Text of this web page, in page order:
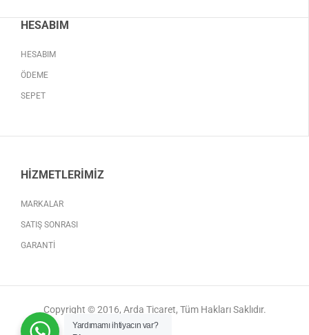
HESABIM
HESABIM
ÖDEME
SEPET
HIZMETLERIMIZ
MARKALAR
SATIŞ SONRASI
GARANTI
Copyright © 2016, Arda Ticaret, Tüm Hakları Saklıdır.
Yardımamı ihtiyacın var?